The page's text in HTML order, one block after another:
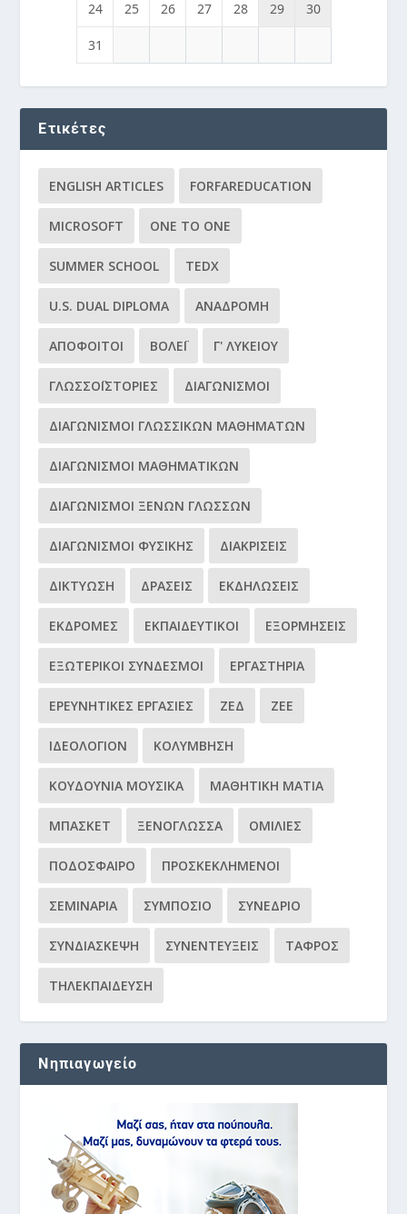
24 25 26 27 28 29 30
31
Ετικέτες
ENGLISH ARTICLES FORFAREDUCATION
MICROSOFT ONE TO ONE
SUMMER SCHOOL TEDX
U.S. DUAL DIPLOMA ΑΝΑΔΡΟΜΉ
ΑΠΌΦΟΙΤΟΙ ΒΌΛΕΪ Γ' ΛΥΚΕΊΟΥ
ΓΛΩΣΣΟΪΣΤΟΡΊΕΣ ΔΙΑΓΩΝΙΣΜΟΊ
ΔΙΑΓΩΝΙΣΜΟΊ ΓΛΩΣΣΙΚΏΝ ΜΑΘΗΜΆΤΩΝ
ΔΙΑΓΩΝΙΣΜΟΊ ΜΑΘΗΜΑΤΙΚΏΝ
ΔΙΑΓΩΝΙΣΜΟΊ ΞΈΝΩΝ ΓΛΩΣΣΏΝ
ΔΙΑΓΩΝΙΣΜΟΊ ΦΥΣΙΚΉΣ ΔΙΑΚΡΊΣΕΙΣ
ΔΙΚΤΎΩΣΗ ΔΡΆΣΕΙΣ ΕΚΔΗΛΏΣΕΙΣ
ΕΚΔΡΟΜΈΣ ΕΚΠΑΙΔΕΥΤΙΚΟΊ ΕΞΟΡΜΉΣΕΙΣ
ΕΞΩΤΕΡΙΚΟΊ ΣΎΝΔΕΣΜΟΙ ΕΡΓΑΣΤΉΡΙΑ
ΕΡΕΥΝΗΤΙΚΈΣ ΕΡΓΑΣΊΕΣ ΖΕΔ ΖΕΕ
ΙΔΕΟΛΌΓΙΟΝ ΚΟΛΎΜΒΗΣΗ
ΚΟΥΔΟΎΝΙΑ ΜΟΥΣΙΚΆ ΜΑΘΗΤΙΚΉ ΜΑΤΙΆ
ΜΠΆΣΚΕΤ ΞΕΝΌΓΛΩΣΣΑ ΟΜΙΛΊΕΣ
ΠΟΔΌΣΦΑΙΡΟ ΠΡΟΣΚΕΚΛΗΜΈΝΟΙ
ΣΕΜΙΝΆΡΙΑ ΣΥΜΠΌΣΙΟ ΣΥΝΈΔΡΙΟ
ΣΥΝΔΙΆΣΚΕΨΗ ΣΥΝΕΝΤΕΎΞΕΙΣ ΤΆΦΡΟΣ
ΤΗΛΕΚΠΑΊΔΕΥΣΗ
Νηπιαγωγείο